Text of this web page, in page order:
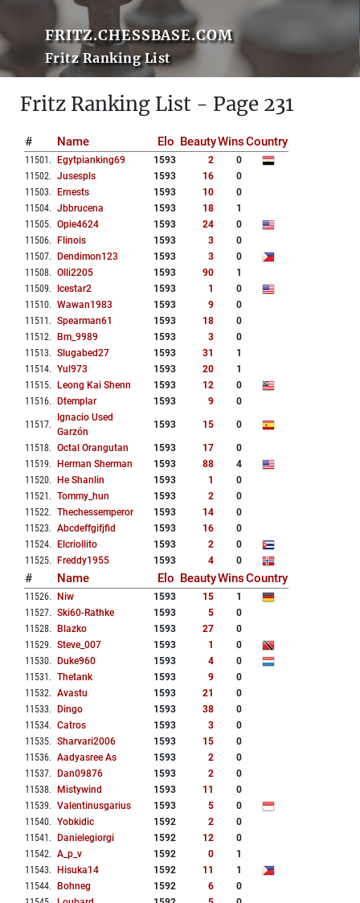
FRITZ.CHESSBASE.COM
Fritz Ranking List
Fritz Ranking List - Page 231
# Name Elo BeautyWinsCountry
11501 . Egytpianking69 1593 2
0
11502. Jusespls 1593 16
0
11503. Ernests 1593 10
0
11504. Jbbrucena 1593 18
1
11505. Opie4624 1593 24
0
11506. Flinois 1593 3
0
11507. Dendimon123 1593 3
0
11508. Olli2205 1593 90
1
11509. Icestar2 1593 1
0
11510. Wawan1983 1593 9
0
11511 . Spearman61 1593 18
0
11512. Bm_9989 1593 3
0
11513. Slugabed27 1593 31
1
11514. Yul973 1593 20
1
11515. Leong Kai Shenn 1593 12
0
11516. Dtemplar 1593 9 0
11517.
Ignacio Used
Garzón
1593 15 0
11518. Octal Orangutan 1593 17
0
11519. Herman Sherman 1593 88
4
11520. He Shanlin 1593 1
0
11521 . Tommy_hun 1593 2
0
11522. Thechessemperor 1593 14
0
11523. Abcdeffgifjfid 1593 16
0
11524. Elcriollito 1593 2
0
11525. Freddy1955 1593 4 0
# Name Elo BeautyWinsCountry
11526. Niw 1593 15
1
11527. Ski60-Rathke 1593 5
0
11528. Blazko 1593 27
0
11529. Steve_007 1593 1
0
11530. Duke960 1593 4
0
11531 . Thetank 1593 9
0
11532. Avastu 1593 21
0
11533. Dingo 1593 38
0
11534. Catros 1593 3
0
11535. Sharvari2006 1593 15
0
11536. Aadyasree As 1593 2
0
11537. Dan09876 1593 2
0
11538. Mistywind 1593 11
0
11539. Valentinusgarius 1593 5
0
11540. Yobkidic 1592 2
0
11541 . Danielegiorgi 1592 12
0
11542. A_p_v 1592 0
1
11543. Hisuka14 1592 11
1
11544. Bohneg 1592 6
0